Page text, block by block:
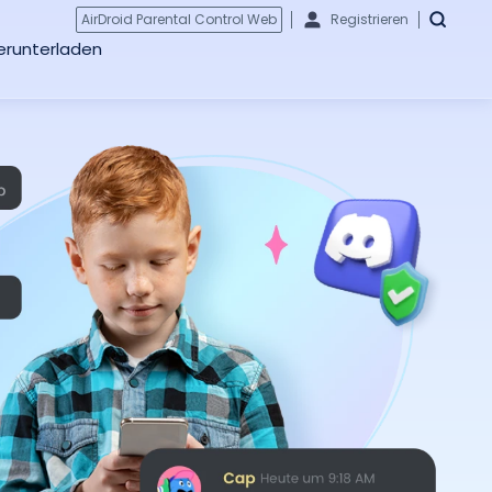
AirDroid Parental Control Web Registrieren